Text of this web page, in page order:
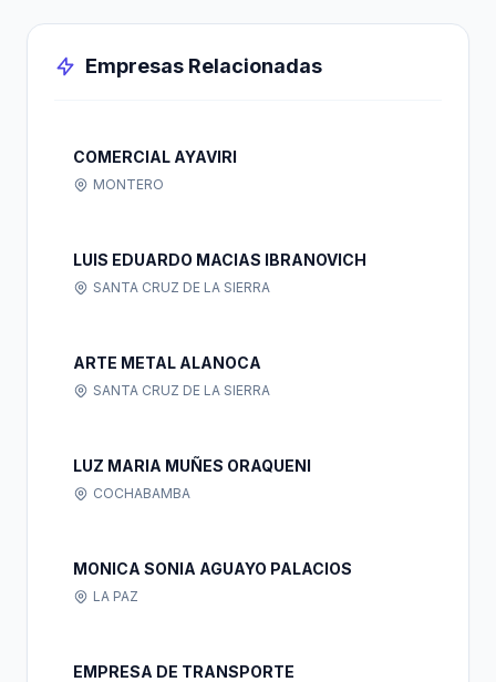
Empresas Relacionadas
COMERCIAL AYAVIRI
MONTERO
LUIS EDUARDO MACIAS IBRANOVICH
SANTA CRUZ DE LA SIERRA
ARTE METAL ALANOCA
SANTA CRUZ DE LA SIERRA
LUZ MARIA MUÑES ORAQUENI
COCHABAMBA
MONICA SONIA AGUAYO PALACIOS
LA PAZ
EMPRESA DE TRANSPORTE